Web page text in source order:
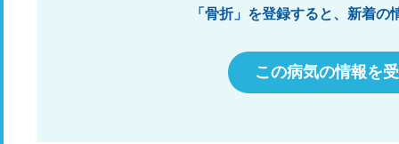
「骨折」を登録すると、新着の
この病気の情報を